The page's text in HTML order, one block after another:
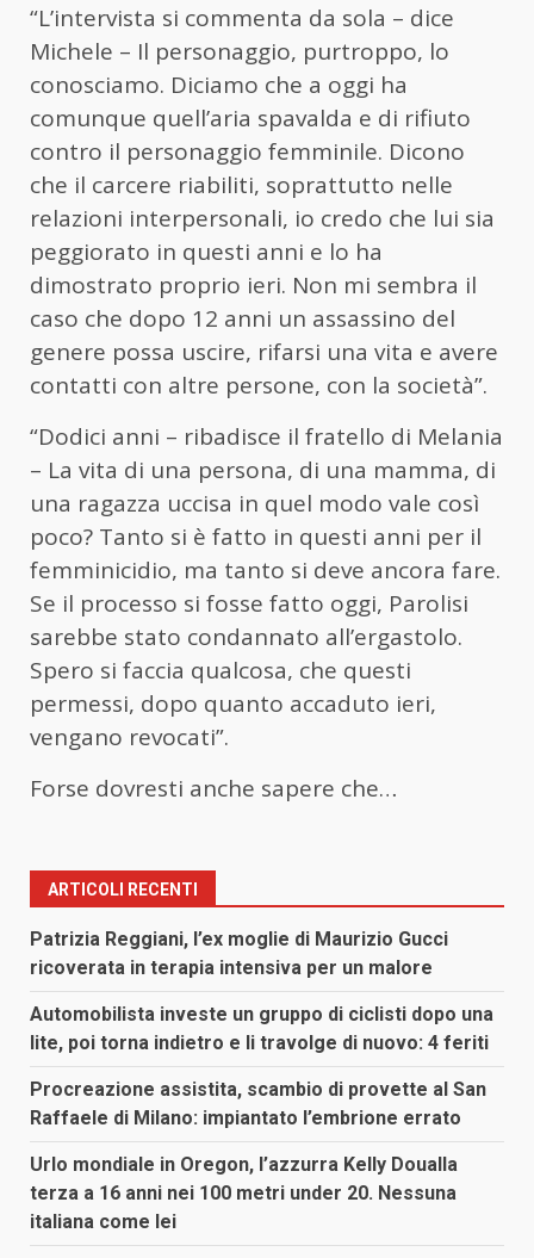
“L’intervista si commenta da sola – dice
Michele – Il personaggio, purtroppo, lo
conosciamo. Diciamo che a oggi ha
comunque quell’aria spavalda e di rifiuto
contro il personaggio femminile. Dicono
che il carcere riabiliti, soprattutto nelle
relazioni interpersonali, io credo che lui sia
peggiorato in questi anni e lo ha
dimostrato proprio ieri. Non mi sembra il
caso che dopo 12 anni un assassino del
genere possa uscire, rifarsi una vita e avere
contatti con altre persone, con la società”.
“Dodici anni – ribadisce il fratello di Melania
– La vita di una persona, di una mamma, di
una ragazza uccisa in quel modo vale così
poco? Tanto si è fatto in questi anni per il
femminicidio, ma tanto si deve ancora fare.
Se il processo si fosse fatto oggi, Parolisi
sarebbe stato condannato all’ergastolo.
Spero si faccia qualcosa, che questi
permessi, dopo quanto accaduto ieri,
vengano revocati”.
Forse dovresti anche sapere che…
ARTICOLI RECENTI
Patrizia Reggiani, l’ex moglie di Maurizio Gucci
ricoverata in terapia intensiva per un malore
Automobilista investe un gruppo di ciclisti dopo una
lite, poi torna indietro e li travolge di nuovo: 4 feriti
Procreazione assistita, scambio di provette al San
Raffaele di Milano: impiantato l’embrione errato
Urlo mondiale in Oregon, l’azzurra Kelly Doualla
terza a 16 anni nei 100 metri under 20. Nessuna
italiana come lei